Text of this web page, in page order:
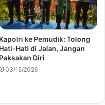
Kapolri ke Pemudik: Tolong
Hati-Hati di Jalan, Jangan
Paksakan Diri
03/15/2026